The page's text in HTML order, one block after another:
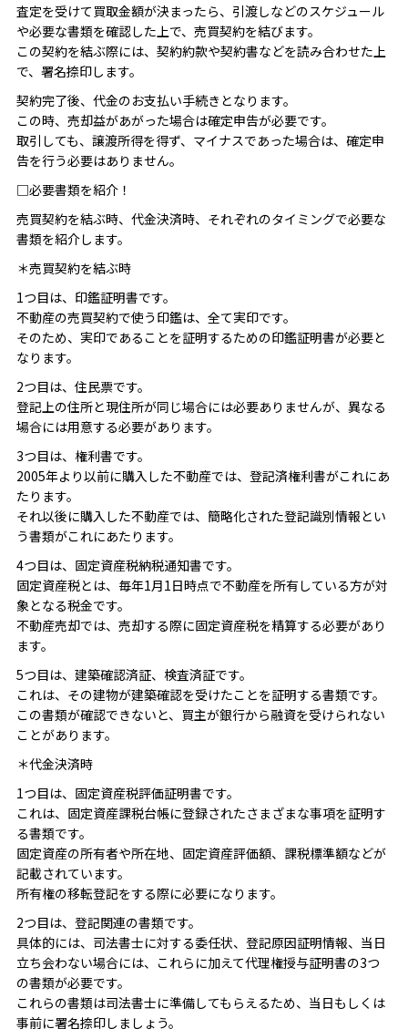
査定を受けて買取金額が決まったら、引渡しなどのスケジュール
や必要な書類を確認した上で、売買契約を結びます。
この契約を結ぶ際には、契約約款や契約書などを読み合わせた上
で、署名捺印します。
契約完了後、代金のお支払い手続きとなります。
この時、売却益があがった場合は確定申告が必要です。
取引しても、譲渡所得を得ず、マイナスであった場合は、確定申
告を行う必要はありません。
□必要書類を紹介！
売買契約を結ぶ時、代金決済時、それぞれのタイミングで必要な
書類を紹介します。
＊売買契約を結ぶ時
1つ目は、印鑑証明書です。
不動産の売買契約で使う印鑑は、全て実印です。
そのため、実印であることを証明するための印鑑証明書が必要と
なります。
2つ目は、住民票です。
登記上の住所と現住所が同じ場合には必要ありませんが、異なる
場合には用意する必要があります。
3つ目は、権利書です。
2005年より以前に購入した不動産では、登記済権利書がこれにあ
たります。
それ以後に購入した不動産では、簡略化された登記識別情報とい
う書類がこれにあたります。
4つ目は、固定資産税納税通知書です。
固定資産税とは、毎年1月1日時点で不動産を所有している方が対
象となる税金です。
不動産売却では、売却する際に固定資産税を精算する必要があり
ます。
5つ目は、建築確認済証、検査済証です。
これは、その建物が建築確認を受けたことを証明する書類です。
この書類が確認できないと、買主が銀行から融資を受けられない
ことがあります。
＊代金決済時
1つ目は、固定資産税評価証明書です。
これは、固定資産課税台帳に登録されたさまざまな事項を証明す
る書類です。
固定資産の所有者や所在地、固定資産評価額、課税標準額などが
記載されています。
所有権の移転登記をする際に必要になります。
2つ目は、登記関連の書類です。
具体的には、司法書士に対する委任状、登記原因証明情報、当日
立ち会わない場合には、これらに加えて代理権授与証明書の3つ
の書類が必要です。
これらの書類は司法書士に準備してもらえるため、当日もしくは
事前に署名捺印しましょう。